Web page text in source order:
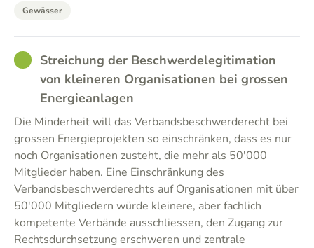
Gewässer
GOODStreichung der Beschwerdelegitimation
von kleineren Organisationen bei grossen
Energieanlagen
Die Minderheit will das Verbandsbeschwerderecht bei
grossen Energieprojekten so einschränken, dass es nur
noch Organisationen zusteht, die mehr als 50'000
Mitglieder haben. Eine Einschränkung des
Verbandsbeschwerderechts auf Organisationen mit über
50'000 Mitgliedern würde kleinere, aber fachlich
kompetente Verbände ausschliessen, den Zugang zur
Rechtsdurchsetzung erschweren und zentrale